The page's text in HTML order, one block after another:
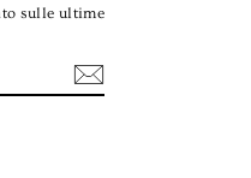
sulle ultime